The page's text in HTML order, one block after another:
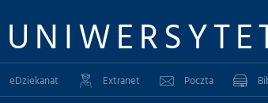
eDziekanat Extranet Poczta